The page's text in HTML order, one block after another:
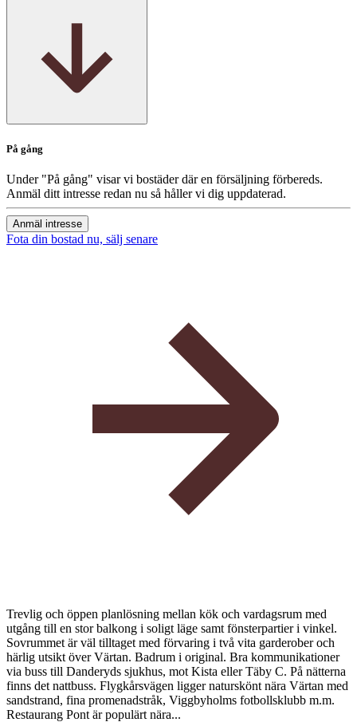
På gång
Under "På gång" visar vi bostäder där en försäljning förbereds.
Anmäl ditt intresse redan nu så håller vi dig uppdaterad.
Anmäl intresse
Fota din bostad nu, sälj senare
Trevlig och öppen planlösning mellan kök och vardagsrum med
utgång till en stor balkong i soligt läge samt fönsterpartier i vinkel.
Sovrummet är väl tilltaget med förvaring i två vita garderober och
härlig utsikt över Värtan. Badrum i original. Bra kommunikationer
via buss till Danderyds sjukhus, mot Kista eller Täby C. På nätterna
finns det nattbuss. Flygkårsvägen ligger naturskönt nära Värtan med
sandstrand, fina promenadstråk, Viggbyholms fotbollsklubb m.m.
Restaurang Pont är populärt nära...